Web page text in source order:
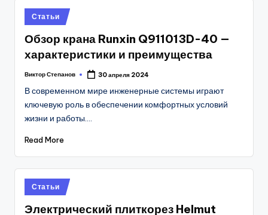
Posted
in
Статьи
Обзор крана Runxin Q911013D-40 —
характеристики и преимущества
Posted
Виктор Степанов 30 апреля 2024
В современном мире инженерные системы играют
ключевую роль в обеспечении комфортных условий
жизни и работы.…
Read More
Posted
in
Статьи
Электрический плиткорез Helmut